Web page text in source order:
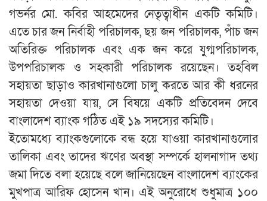
গভর্নর মো. কবির আহমেদের নেতৃত্বাধীন একটি কমিটি।
এতে চার জন নির্বাহী পরিচালক, ছয় জন পরিচালক, পাঁচ জন
অতিরিক্ত পরিচালক এবং এক জন করে যুগ্মপরিচালক,
উপপরিচালক ও সহকারী পরিচালক রয়েছেন। তহবিল
সহায়তা ছাড়াও কারখানাগুলো চালু করতে আর কী ধরনের
সহায়তা দেওয়া যায়, সে বিষয়ে একটি প্রতিবেদন দেবে
বাংলাদেশ ব্যাংক গঠিত এই ১৯ সদস্যের কমিটি।
ইতোমধ্যে ব্যাংকগুলোকে বন্ধ হয়ে যাওয়া কারখানাগুলোর
তালিকা এবং তাদের ঋণের অবস্থা সম্পর্কে হালনাগাদ তথ্য
জমা দিতে বলা হয়েছে বলে জানিয়েছেন বাংলাদেশ ব্যাংকের
মুখপাত্র আরিফ হোসেন খান। এই অনুরোধে শুধুমাত্র ১০০